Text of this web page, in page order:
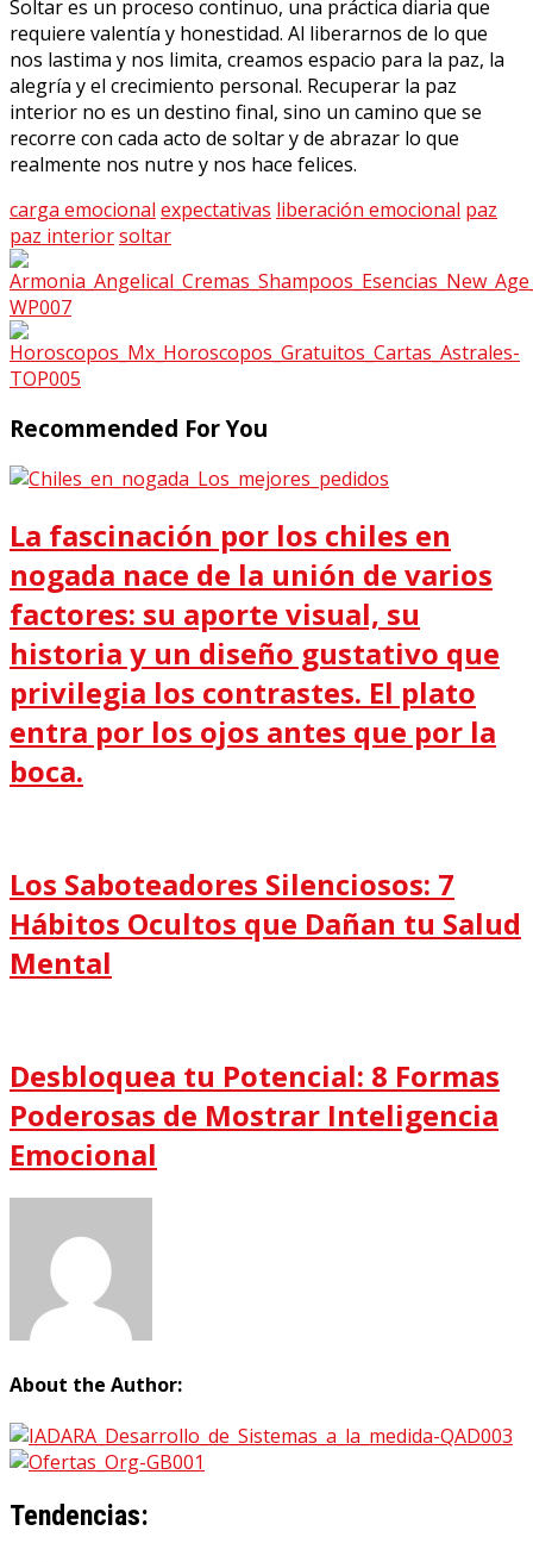
Soltar es un proceso continuo, una práctica diaria que
requiere valentía y honestidad. Al liberarnos de lo que
nos lastima y nos limita, creamos espacio para la paz, la
alegría y el crecimiento personal. Recuperar la paz
interior no es un destino final, sino un camino que se
recorre con cada acto de soltar y de abrazar lo que
realmente nos nutre y nos hace felices.
carga emocional expectativas liberación emocional paz
paz interiorsoltar
Recommended For You
La fascinación por los chiles en
nogada nace de la unión de varios
factores: su aporte visual, su
historia y un diseño gustativo que
privilegia los contrastes. El plato
entra por los ojos antes que por la
boca.
Los Saboteadores Silenciosos: 7
Hábitos Ocultos que Dañan tu Salud
Mental
Desbloquea tu Potencial: 8 Formas
Poderosas de Mostrar Inteligencia
Emocional
About the Author:
Tendencias: